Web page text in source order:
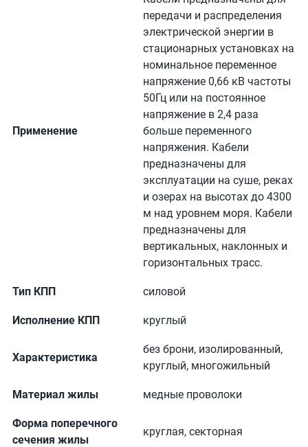
Применение
передачи и распределения
электрической энергии в
стационарных установках на
номинальное переменное
напряжение 0,66 кВ частоты
50Гц или на постоянное
напряжение в 2,4 раза
больше переменного
напряжения. Кабели
предназначены для
эксплуатации на суше, реках
и озерах на высотах до 4300
м над уровнем моря. Кабели
предназначены для
вертикальных, наклонных и
горизонтальных трасс.
Тип КПП силовой
Исполнение КПП круглый
Характеристика
без брони, изолированный,
круглый, многожильный
Материал жилы медные проволоки
Форма поперечного
сечения жилы
круглая, секторная